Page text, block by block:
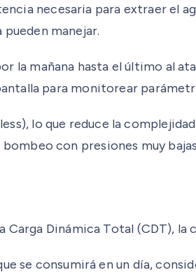
necesaria para extraer el
manejar.
la mañana hasta el último al
para monitorear
lo que reduce la
con presiones muy
Dinámica Total (CDT),
se consumirá en un día,